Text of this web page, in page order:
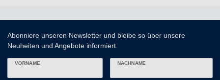
Abonniere unseren Newsletter und bleibe so über unsere
Neuheiten und Angebote informiert.
VORNAME NACHNAME